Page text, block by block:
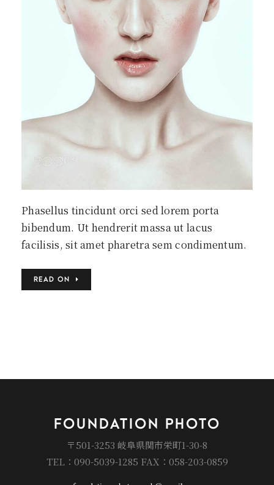
Phasellus tincidunt orci sed lorem porta
bibendum. Ut hendrerit massa ut lacus
facilisis, sit amet pharetra sem condimentum.
READ ON
FOUNDATION PHOTO
〒501-3253 岐阜県関市栄町1-30-8
TEL：090-5039-1285 FAX：058-203-0859